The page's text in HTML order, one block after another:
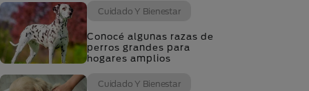
Cuidado Y Bienestar
Conocé algunas razas de
perros grandes para
hogares amplios
Cuidado Y Bienestar